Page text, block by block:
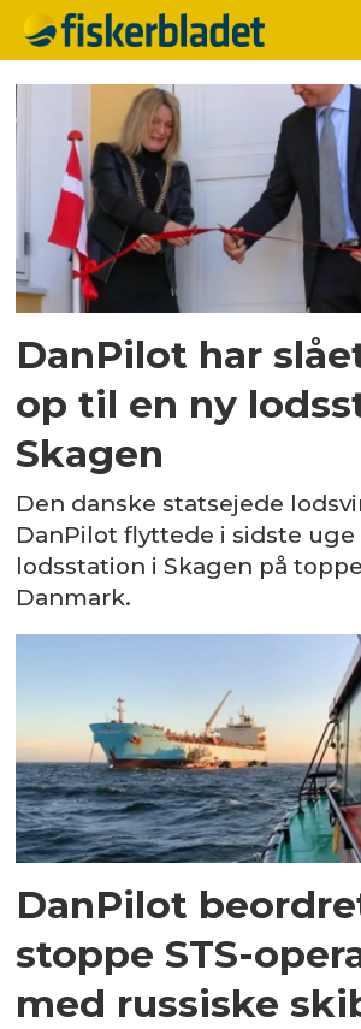
Tag:
danpilot
DanPilot har
op til en ny
Skagen
Den danske statsejede
DanPilot flyttede i sidste uge
lodsstation i Skagen på
Danmark.
DanPilot
stoppe STS-
med russiske